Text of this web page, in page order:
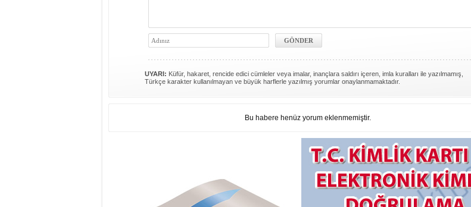
UYARI: Küfür, hakaret, rencide edici cümleler veya imalar, inançlara saldırı içeren, imla kuralları ile yazılmamış,
Türkçe karakter kullanılmayan ve büyük harflerle yazılmış yorumlar onaylanmamaktadır.
Bu habere henüz yorum eklenmemiştir.